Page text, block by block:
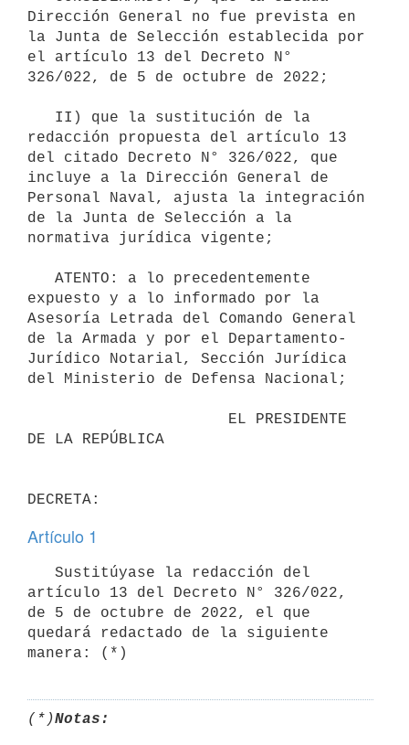
Dirección General no fue prevista en
la Junta de Selección establecida por
el artículo 13 del Decreto N°
326/022, de 5 de octubre de 2022;
redacción propuesta del artículo 13
del citado Decreto N° 326/022, que
incluye a la Dirección General de
Personal Naval, ajusta la integración
de la Junta de Selección a la
normativa jurídica vigente;
expuesto y a lo informado por la
Asesoría Letrada del Comando General
de la Armada y por el Departamento-
Jurídico Notarial, Sección Jurídica
del Ministerio de Defensa Nacional;
DE LA REPÚBLICA
Artículo 1
artículo 13 del Decreto N° 326/022,
de 5 de octubre de 2022, el que
quedará redactado de la siguiente
manera: (*)
(*)Notas: